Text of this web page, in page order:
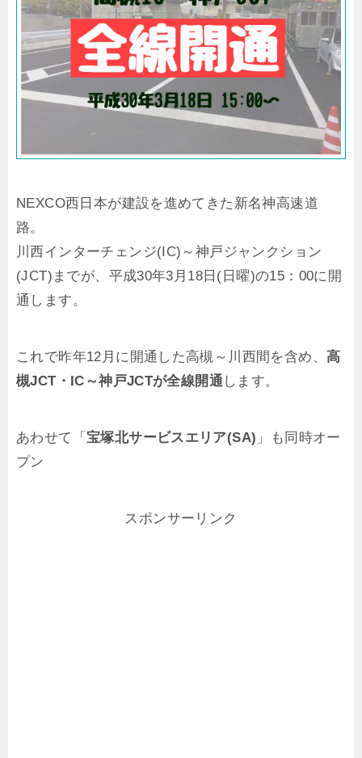
NEXCO西日本が建設を進めてきた新名神高速道
路。
川西インターチェンジ(IC)～神戸ジャンクション
(JCT)までが、平成30年3月18日(日曜)の15：00に開
通します。
これで昨年12月に開通した高槻～川西間を含め、 高
槻JCT・IC～神戸JCTが全線開通します。
あわせて「 宝塚北サービスエリア(SA) 」も同時オー
プン
スポンサーリンク